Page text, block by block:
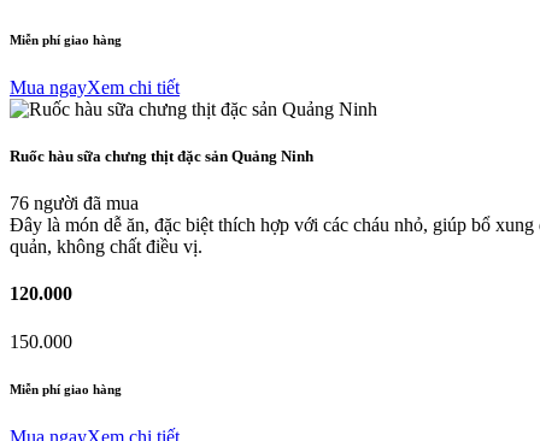
Miễn phí giao hàng
Mua ngayXem chi tiết
Ruốc hàu sữa chưng thịt đặc sản Quảng Ninh
76 người đã mua
Đây là món dễ ăn, đặc biệt thích hợp với các cháu nhỏ, giúp bổ
quản, không chất điều vị.
120.000
150.000
Miễn phí giao hàng